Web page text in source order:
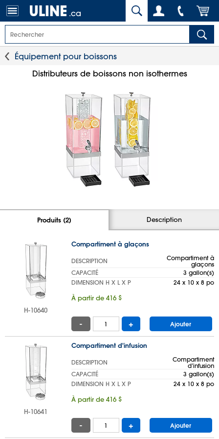
.ca
Équipement pour boissons
Distributeurs de boissons non isothermes
Produits (2) Description
H-10640
Compartiment à glaçons
DESCRIPTION
Compartiment à
glaçons
CAPACITÉ
3 gallon(s)
DIMENSION H X L X P
24 x 10 x 8 po
À partir de 416 $
- + Ajouter
H-10641
Compartiment d'infusion
DESCRIPTION
Compartiment
d’infusion
CAPACITÉ
3 gallon(s)
DIMENSION H X L X P
24 x 10 x 8 po
À partir de 416 $
- + Ajouter